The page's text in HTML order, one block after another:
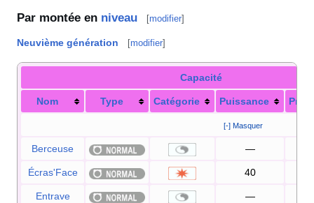
Par montée en niveau [modifier]
Neuvième génération [modifier]
Capacité
Nom Type Catégorie Puissance
[-] Masquer
Berceuse —
Écras'Face 40
Entrave —